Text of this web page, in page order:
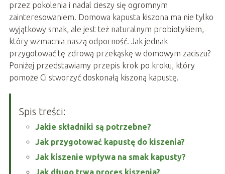
przez pokolenia i nadal cieszy się ogromnym
zainteresowaniem. Domowa kapusta kiszona ma nie tylko
wyjątkowy smak, ale jest też naturalnym probiotykiem,
który wzmacnia naszą odporność. Jak jednak
przygotować tę zdrową przekąskę w domowym zaciszu?
Poniżej przedstawiamy przepis krok po kroku, który
pomoże Ci stworzyć doskonałą kiszoną kapustę.
Spis treści:
Jakie składniki są potrzebne?
Jak przygotować kapustę do kiszenia?
Jak kiszenie wpływa na smak kapusty?
Jak długo trwa proces kiszenia?